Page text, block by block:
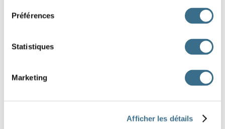
Préférences
Statistiques
Marketing
Afficher les détails